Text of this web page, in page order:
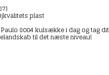
plast
8004 kulsække i dag og tag dit
til det næste niveau!